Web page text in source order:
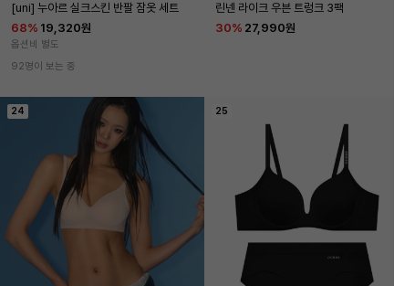
[uni] 누아르 실크스킨 반팔 잠옷 세트
68% 19,320원
옵션비 별도
92명이 보는 중
린넨 라이크 우븐 트렁크 3팩
30% 27,990원
24 25